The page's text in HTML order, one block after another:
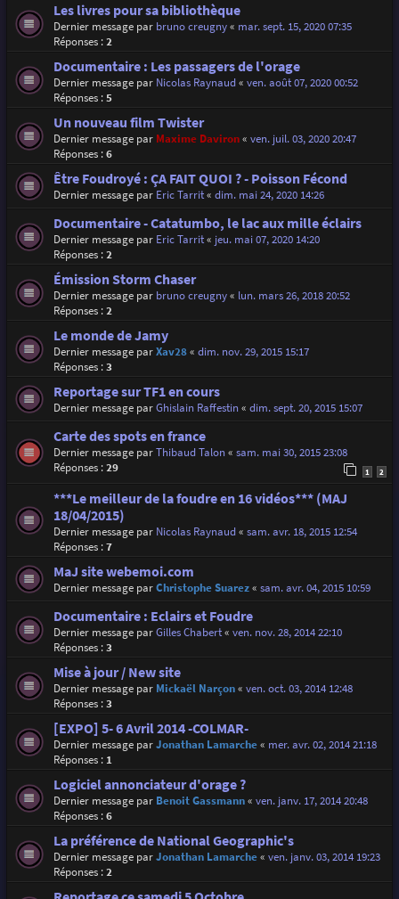
Les livres pour sa bibliothèque
Dernier message par bruno creugny« mar. sept. 15, 2020 07:35
Réponses :2
Documentaire : Les passagers de l'orage
Dernier message par Nicolas Raynaud« ven. août 07, 2020 00:52
Réponses :5
Un nouveau film Twister
Dernier message par Maxime Daviron« ven. juil. 03, 2020 20:47
Réponses :6
Être Foudroyé : ÇA FAIT QUOI ? - Poisson Fécond
Dernier message par Eric Tarrit« dim. mai 24, 2020 14:26
Documentaire - Catatumbo, le lac aux mille éclairs
Dernier message par Eric Tarrit« jeu. mai 07, 2020 14:20
Réponses :2
Émission Storm Chaser
Dernier message par bruno creugny« lun. mars 26, 2018 20:52
Réponses :2
Le monde de Jamy
Dernier message parXav28« dim. nov. 29, 2015 15:17
Réponses :3
Reportage sur TF1 en cours
Dernier message parGhislain Raffestin« dim. sept. 20, 2015 15:07
Carte des spots en france
Dernier message parThibaud Talon« sam. mai 30, 2015 23:08
Réponses :29 1 2
***Le meilleur de la foudre en 16 vidéos*** (MAJ
18/04/2015)
Dernier message par Nicolas Raynaud« sam. avr. 18, 2015 12:54
Réponses :7
MaJ site webemoi.com
Dernier message parChristophe Suarez« sam. avr. 04, 2015 10:59
Documentaire : Eclairs et Foudre
Dernier message parGilles Chabert« ven. nov. 28, 2014 22:10
Réponses :3
Mise à jour / New site
Dernier message par Mickaël Narçon« ven. oct. 03, 2014 12:48
Réponses :3
[EXPO] 5- 6 Avril 2014 -COLMAR-
Dernier message parJonathan Lamarche« mer. avr. 02, 2014 21:18
Réponses : 1
Logiciel annonciateur d'orage ?
Dernier message par Benoit Gassmann« ven. janv. 17, 2014 20:48
Réponses :6
La préférence de National Geographic's
Dernier message parJonathan Lamarche« ven. janv. 03, 2014 19:23
Réponses :2